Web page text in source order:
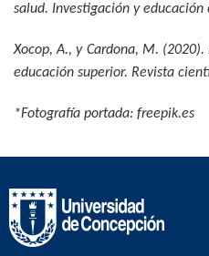
salud. Investigación y
Xocop, A., y Cardona, M.
educación superior. Revista
*Fotografía portada: freepik.es